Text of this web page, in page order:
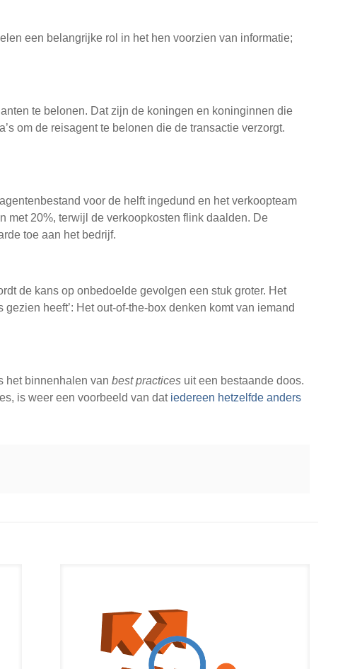
een belangrijke rol in het hen voorzien van informatie;
te belonen. Dat zijn de koningen en koninginnen die
om de reisagent te belonen die de transactie verzorgt.
voor de helft ingedund en het verkoopteam
met 20%, terwijl de verkoopkosten flink daalden. De
toe aan het bedrijf.
de kans op onbedoelde gevolgen een stuk groter. Het
heeft’: Het out-of-the-box denken komt van iemand
het binnenhalen vanbest practices uit een bestaande doos.
is weer een voorbeeld van dat iedereen hetzelfde anders